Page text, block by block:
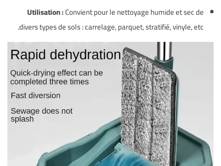
Utilisation :Convient pour le nettoyage humide et sec de
divers types de sols : carrelage, parquet, stratifié, vinyle, etc.